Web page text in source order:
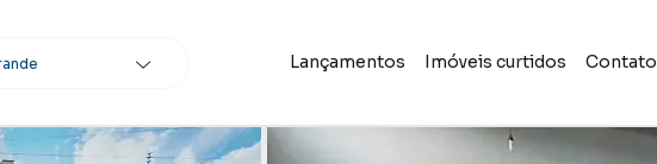
Lançamentos Imóveis curtidos Contato